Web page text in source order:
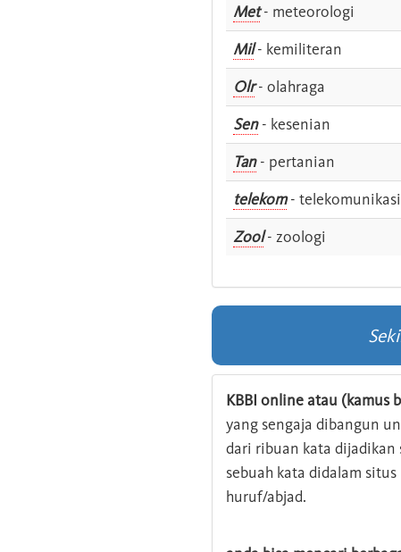
Met- meteorologi
Mil- kemiliteran
Olr- olahraga
Sen- kesenian
Tan- pertanian
telekom- telekomunikasi
Zool- zoologi
KBBI online atau (kamus
yang sengaja dibangun
dari ribuan kata dijadikan
sebuah kata didalam
huruf/abjad.